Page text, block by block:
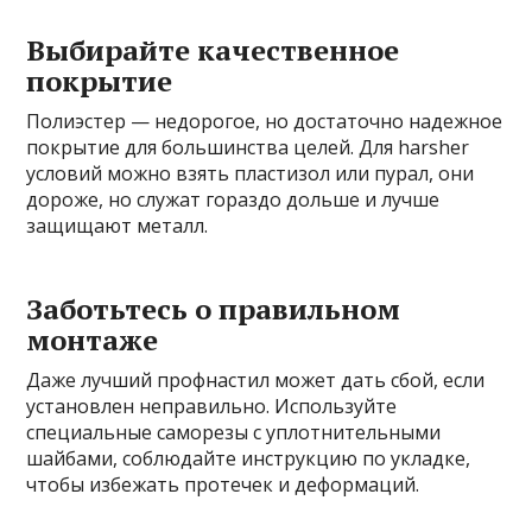
Выбирайте качественное
покрытие
Полиэстер — недорогое, но достаточно надежное
покрытие для большинства целей. Для harsher
условий можно взять пластизол или пурал, они
дороже, но служат гораздо дольше и лучше
защищают металл.
Заботьтесь о правильном
монтаже
Даже лучший профнастил может дать сбой, если
установлен неправильно. Используйте
специальные саморезы с уплотнительными
шайбами, соблюдайте инструкцию по укладке,
чтобы избежать протечек и деформаций.